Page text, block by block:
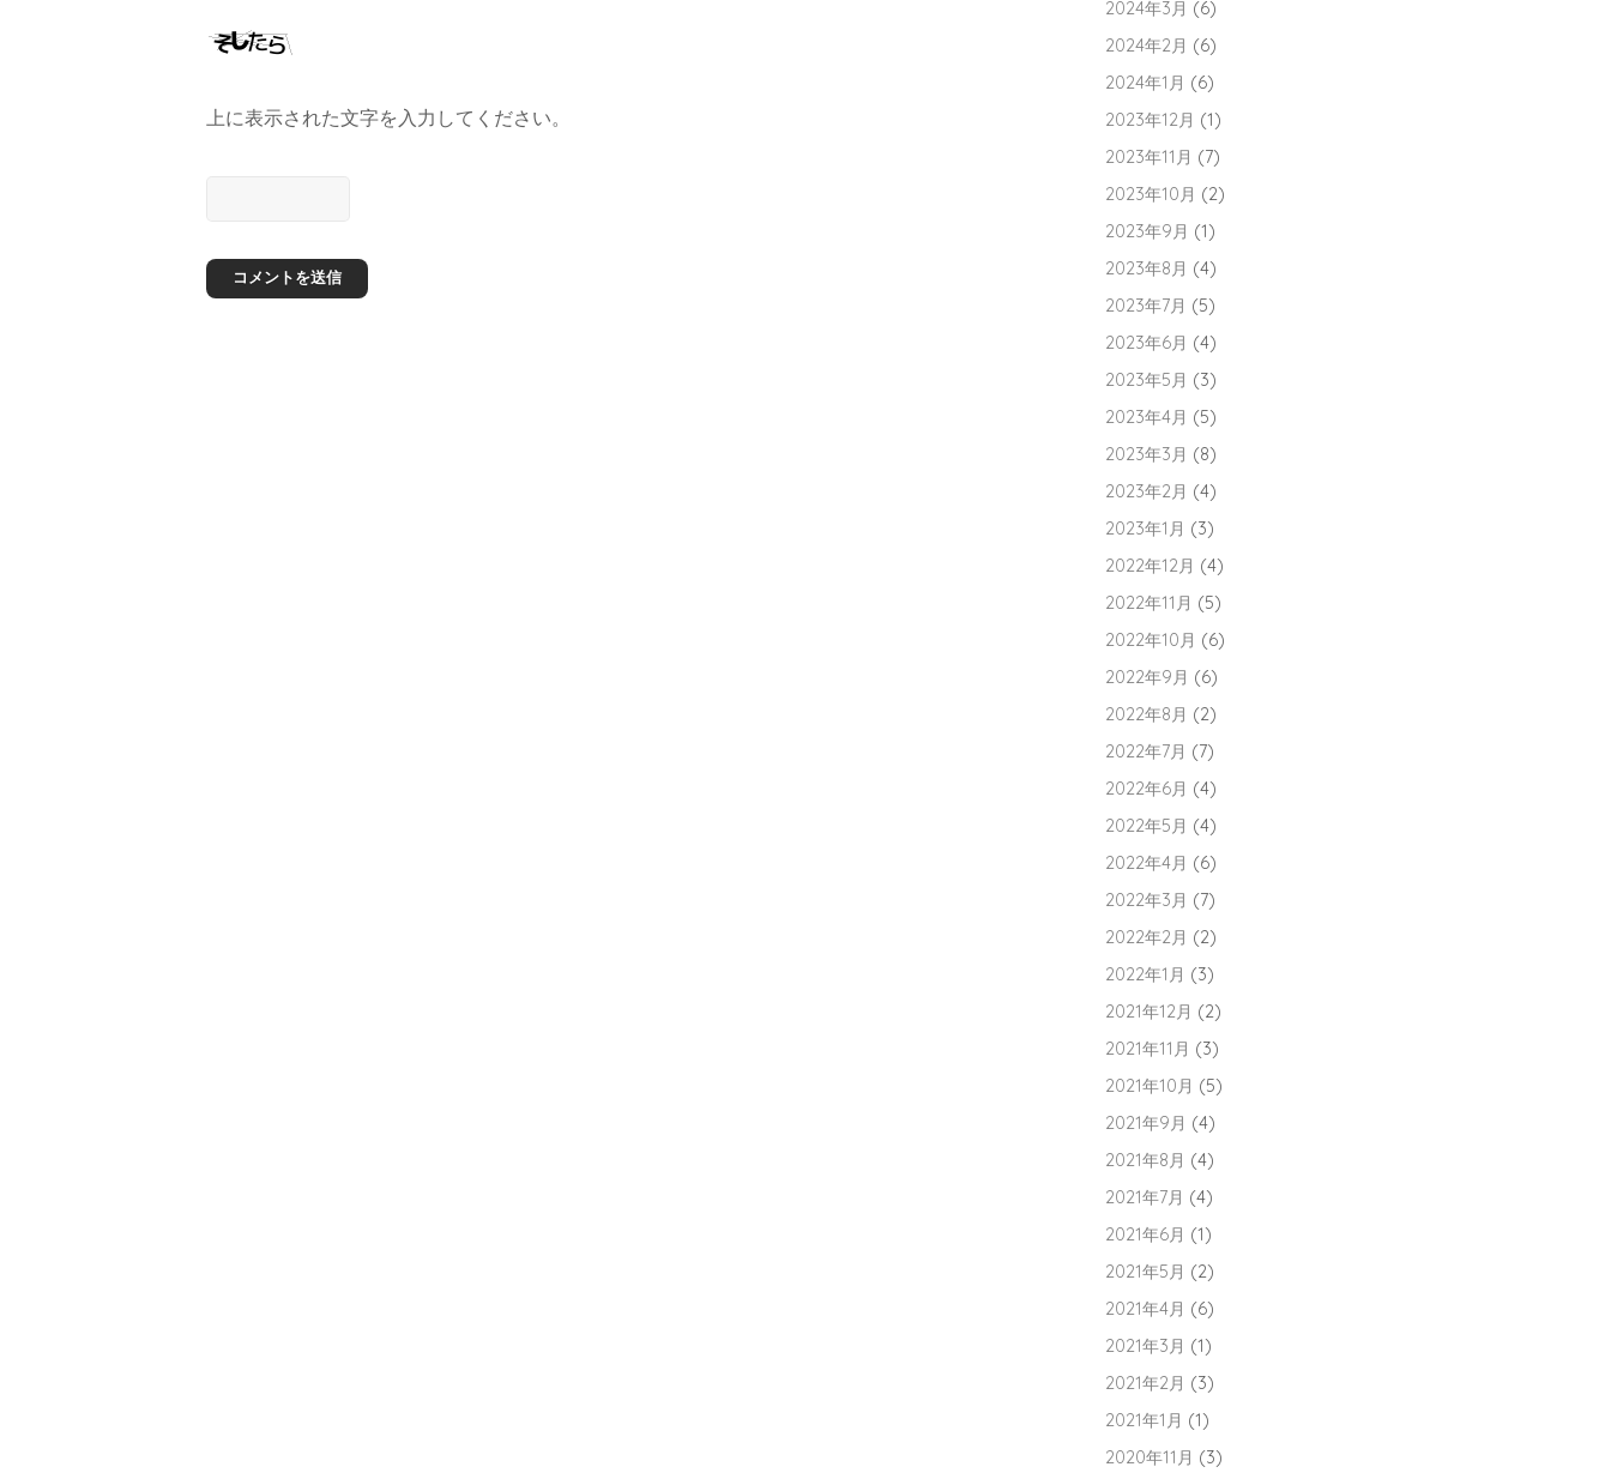
上に表示された文字を入力してください。
2024年3月 (6)
2024年2月 (6)
2024年1月 (6)
2023年12月 (1)
2023年11月 (7)
2023年10月 (2)
2023年9月 (1)
2023年8月 (4)
2023年7月 (5)
2023年6月 (4)
2023年5月 (3)
2023年4月 (5)
2023年3月 (8)
2023年2月 (4)
2023年1月 (3)
2022年12月 (4)
2022年11月 (5)
2022年10月 (6)
2022年9月 (6)
2022年8月 (2)
2022年7月 (7)
2022年6月 (4)
2022年5月 (4)
2022年4月 (6)
2022年3月 (7)
2022年2月 (2)
2022年1月 (3)
2021年12月 (2)
2021年11月 (3)
2021年10月 (5)
2021年9月 (4)
2021年8月 (4)
2021年7月 (4)
2021年6月 (1)
2021年5月 (2)
2021年4月 (6)
2021年3月 (1)
2021年2月 (3)
2021年1月 (1)
2020年11月 (3)